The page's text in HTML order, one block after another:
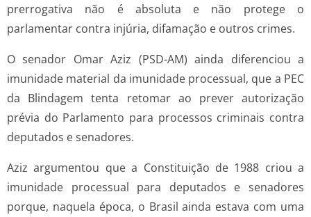
prerrogativa não é absoluta e não protege o
parlamentar contra injúria, difamação e outros crimes.
O senador Omar Aziz (PSD-AM) ainda diferenciou a
imunidade material da imunidade processual, que a PEC
da Blindagem tenta retomar ao prever autorização
prévia do Parlamento para processos criminais contra
deputados e senadores.
Aziz argumentou que a Constituição de 1988 criou a
imunidade processual para deputados e senadores
porque, naquela época, o Brasil ainda estava com uma